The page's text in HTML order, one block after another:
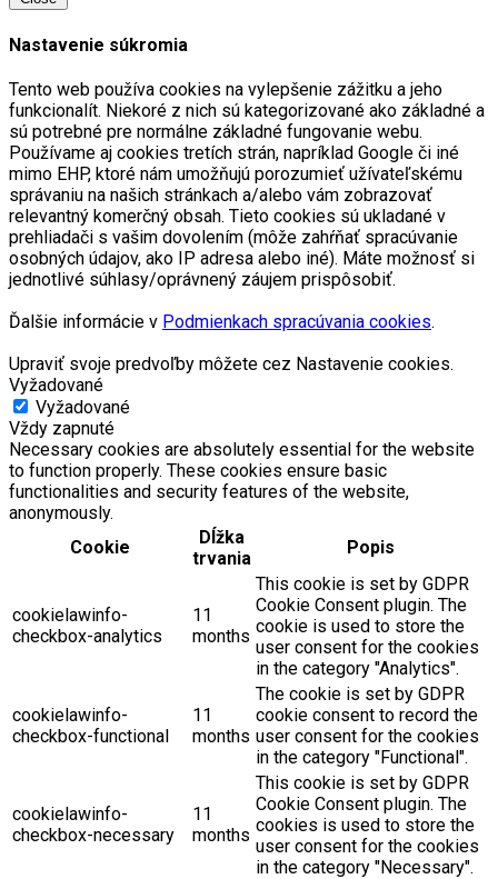
Nastavenie súkromia
Tento web používa cookies na vylepšenie zážitku a jeho
funkcionalít. Niekoré z nich sú kategorizované ako základné a
sú potrebné pre normálne základné fungovanie webu.
Používame aj cookies tretích strán, napríklad Google či iné
mimo EHP, ktoré nám umožňujú porozumieť užívateľskému
správaniu na našich stránkach a/alebo vám zobrazovať
relevantný komerčný obsah. Tieto cookies sú ukladané v
prehliadači s vašim dovolením (môže zahŕňať spracúvanie
osobných údajov, ako IP adresa alebo iné). Máte možnosť si
jednotlivé súhlasy/oprávnený záujem prispôsobiť.
Ďalšie informácie v Podmienkach spracúvania cookies.
Upraviť svoje predvoľby môžete cez Nastavenie cookies.
Vyžadované
Vyžadované
Vždy zapnuté
Necessary cookies are absolutely essential for the website
to function properly. These cookies ensure basic
functionalities and security features of the website,
anonymously.
Cookie
Dĺžka
trvania
Popis
cookielawinfo-
checkbox-analytics
11
months
This cookie is set by GDPR
Cookie Consent plugin. The
cookie is used to store the
user consent for the cookies
in the category "Analytics".
cookielawinfo-
checkbox-functional
11
months
The cookie is set by GDPR
cookie consent to record the
user consent for the cookies
in the category "Functional".
cookielawinfo-
checkbox-necessary
11
months
This cookie is set by GDPR
Cookie Consent plugin. The
cookies is used to store the
user consent for the cookies
in the category "Necessary".